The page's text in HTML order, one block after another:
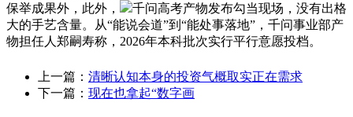
保举成果外，此外，
千问高考产物发布勾当现场，没有出格
大的手艺含量。从“能说会道”到“能处事落地”，千问事业部产
物担任人郑嗣寿称，2026年本科批次实行平行意愿投档。
上一篇： 清晰认知本身的投资气概取实正在需求
下一篇： 现在也拿起“数字画